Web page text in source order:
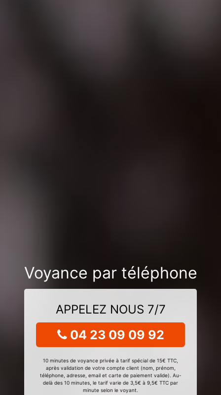
Voyance par téléphone
APPELEZ NOUS 7/7
04 23 09 09 92
10 minutes de voyance privée à tarif spécial de 15€ TTC,
après validation de votre compte client (nom, prénom,
téléphone, adresse, email et carte de paiement valide). Au-
delà des 10 minutes, le tarif varie de 3,5€ à 9,5€ TTC par
minute selon le voyant.